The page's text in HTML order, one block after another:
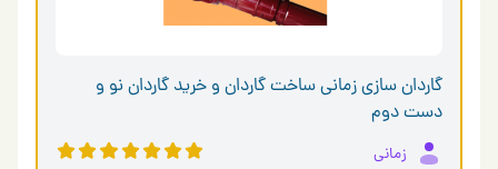
گاردان سازی زمانی ساخت گاردان و خرید گاردان نو و
دست دوم
زمانی